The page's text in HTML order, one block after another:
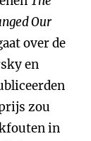
Our
over de
en
zou
in